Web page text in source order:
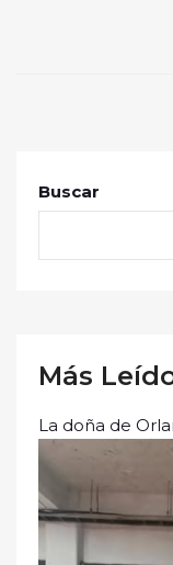
Buscar
Más
La doña de